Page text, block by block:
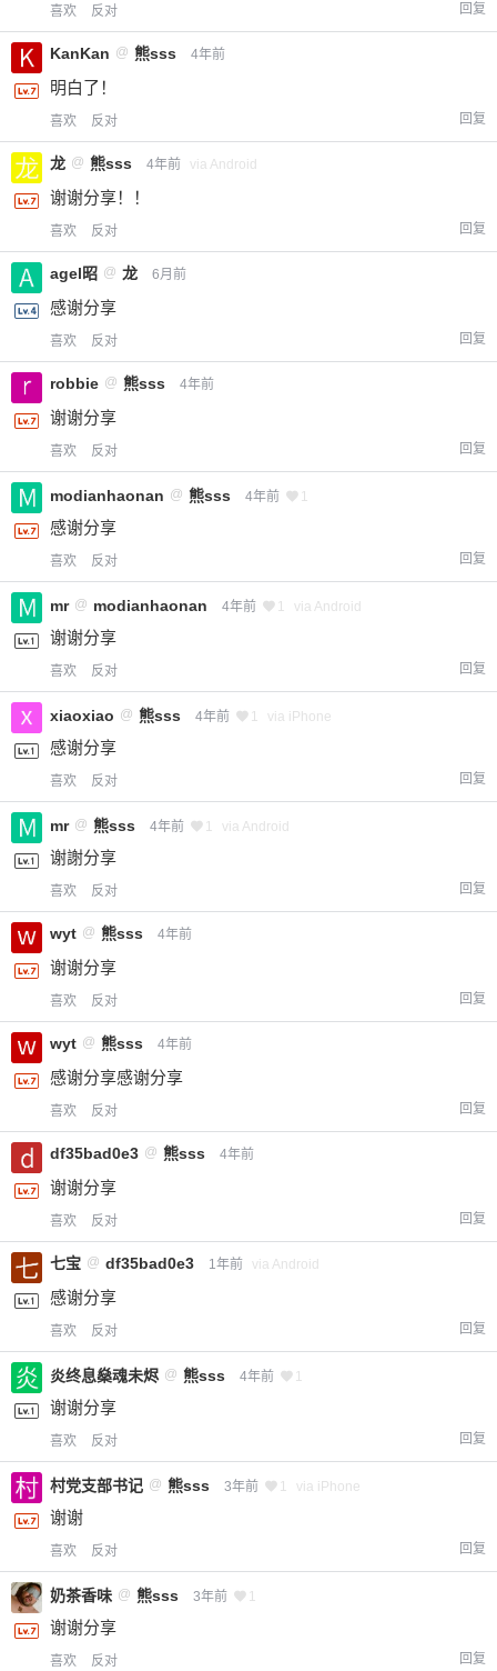
喜欢 反对 回复
KanKan @ 熊sss 4年前
明白了！
喜欢 反对 回复
龙 @ 熊sss 4年前 via Android
谢谢分享！！
喜欢 反对 回复
agel昭 @ 龙 6月前
感谢分享
喜欢 反对 回复
robbie @ 熊sss 4年前
谢谢分享
喜欢 反对 回复
modianhaonan @ 熊sss 4年前 1
感谢分享
喜欢 反对 回复
mr @ modianhaonan 4年前 1 via Android
谢谢分享
喜欢 反对 回复
xiaoxiao @ 熊sss 4年前 1 via iPhone
感谢分享
喜欢 反对 回复
mr @ 熊sss 4年前 1 via Android
谢謝分享
喜欢 反对 回复
wyt @ 熊sss 4年前
谢谢分享
喜欢 反对 回复
wyt @ 熊sss 4年前
感谢分享感谢分享
喜欢 反对 回复
df35bad0e3 @ 熊sss 4年前
谢谢分享
喜欢 反对 回复
七宝 @ df35bad0e3 1年前 via Android
感谢分享
喜欢 反对 回复
炎终息燊魂未烬 @ 熊sss 4年前 1
谢谢分享
喜欢 反对 回复
村党支部书记 @ 熊sss 3年前 1 via iPhone
谢谢
喜欢 反对 回复
奶茶香味 @ 熊sss 3年前 1
谢谢分享
喜欢 反对 回复